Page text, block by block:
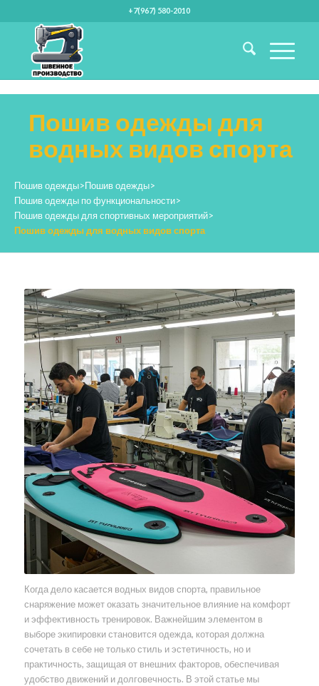
+7(967) 580-2010
Пошив одежды для
водных видов спорта
Пошив одежды>Пошив одежды>
Пошив одежды по функциональности>
Пошив одежды для спортивных мероприятий>
Пошив одежды для водных видов спорта
Когда дело касается водных видов спорта, правильное
снаряжение может оказать значительное влияние на комфорт
и эффективность тренировок. Важнейшим элементом в
выборе экипировки становится одежда, которая должна
сочетать в себе не только стиль и эстетичность, но и
практичность, защищая от внешних факторов, обеспечивая
удобство движений и долговечность. В этой статье мы